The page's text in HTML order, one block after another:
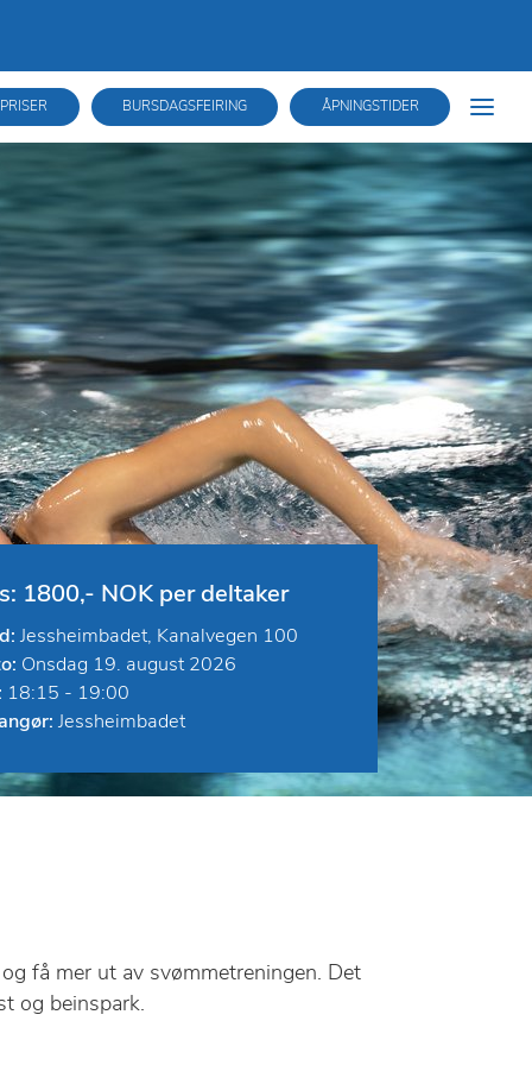
PRISER BURSDAGSFEIRING ÅPNINGSTIDER
1800,- NOK per deltaker
Jessheimbadet, Kanalvegen 100
Onsdag 19. august 2026
18:15 - 19:00
Jessheimbadet
få mer ut av svømmetreningen. Det
og beinspark.